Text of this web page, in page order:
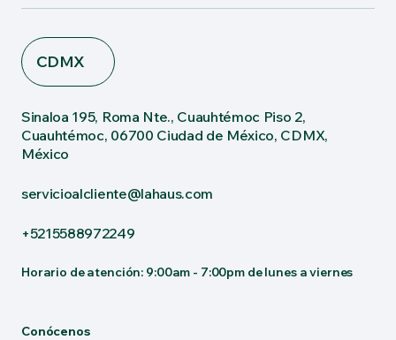
CDMX
Sinaloa 195, Roma Nte., Cuauhtémoc Piso 2,
Cuauhtémoc, 06700 Ciudad de México, CDMX,
México
servicioalcliente@lahaus.com
+5215588972249
Horario de atención: 9:00am - 7:00pm de lunes a viernes
Conócenos